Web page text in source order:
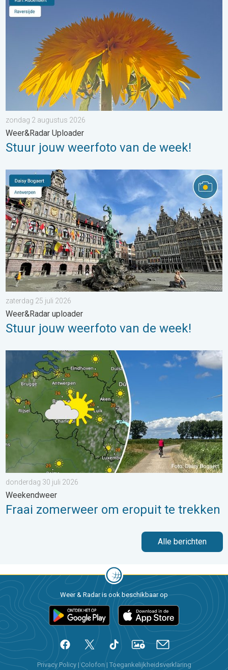
zondag 2 augustus 2026
Weer&Radar Uploader
Stuur jouw weerfoto van de week!
Stuur jouw weerfoto van de week!. Weer&Radar uploader. . .
zaterdag 25 juli 2026
Weer&Radar uploader
Stuur jouw weerfoto van de week!
Fraai zomerweer om eropuit te trekken. Weekendweer. . .
donderdag 30 juli 2026
Weekendweer
Fraai zomerweer om eropuit te trekken
Alle berichten
Weer & Radar is ook beschikbaar op
Privacy Policy |Colofon | Toegankelijkheidsverklaring